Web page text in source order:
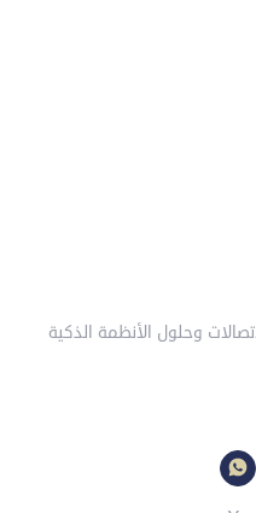
وحلول الأنظمة الذكية